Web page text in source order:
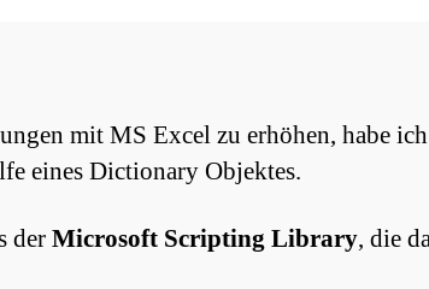
mit MS Excel zu erhöhen, habe
eines Dictionary Objektes.
derMicrosoft Scripting Library, die